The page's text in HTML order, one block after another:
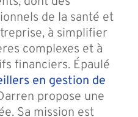
de la santé et
à simplifier
complexes et à
financiers. Épaulé
en gestion de
propose une
Sa mission est